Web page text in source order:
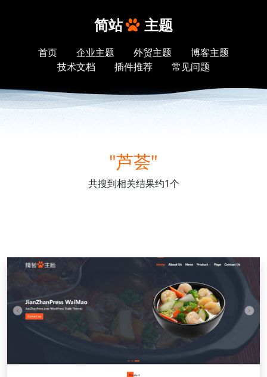
简站 主题
首页 企业主题 外贸主题
博客主题
技术文档
插件推荐 常见问题
"芦荟"
共搜到相关结果约1个